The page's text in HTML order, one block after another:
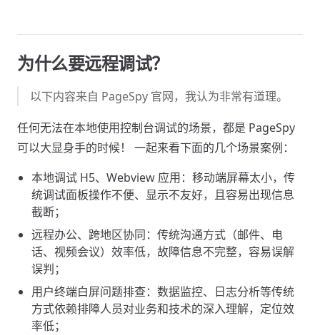
为什么要远程调试？
以下内容来自 PageSpy 官网，我认为非常有道理。
任何无法在本地使用控制台调试的场景，都是 PageSpy
可以大显身手的时候！ 一起来看下面的几个场景案例：
本地调试 H5、Webview 应用：移动端屏幕太小，传
统调试面板操作不便、显示不友好，且容易出现信息
截断；
远程办公、跨地区协同：传统沟通方式（邮件、电
话、视频会议）效率低，故障信息不完整，容易误解
误判；
用户终端白屏问题排查：数据监控、日志分析等传统
方式依赖排障人员对业务和技术的深入理解，定位效
率低；